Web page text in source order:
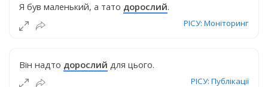
Я був маленький, а тато дорослий.
РІСУ: Моніторинг
Він надто дорослий для цього.
РІСУ: Публікації